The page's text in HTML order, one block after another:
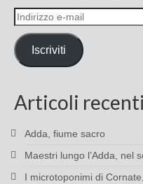
Indirizzo
e-
mail
Iscriviti
Articoli recenti
Adda, fiume sacro
Maestri lungo l’Adda, nel
I microtoponimi di